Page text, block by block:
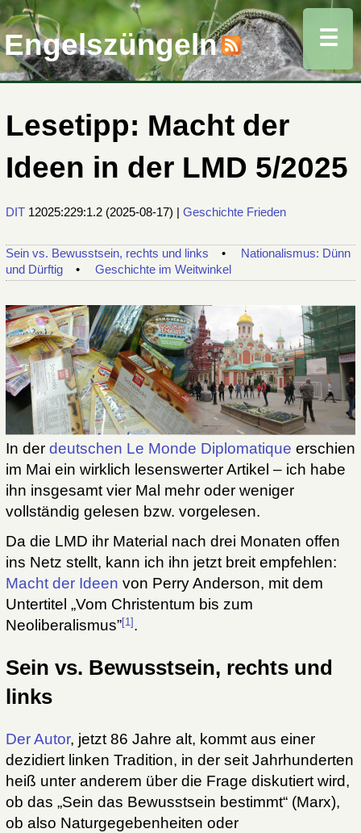
Engelszüngeln
Lesetipp: Macht der
Ideen in der LMD 5/2025
DIT 12025:229:1.2 (2025-08-17) | Geschichte Frieden
Sein vs. Bewusstsein, rechts und links
Nationalismus: Dünn
und Dürftig
Geschichte im Weitwinkel
In der deutschen Le Monde Diplomatique erschien
im Mai ein wirklich lesenswerter Artikel – ich habe
ihn insgesamt vier Mal mehr oder weniger
vollständig gelesen bzw. vorgelesen.
Da die LMD ihr Material nach drei Monaten offen
ins Netz stellt, kann ich ihn jetzt breit empfehlen:
Macht der Ideen von Perry Anderson, mit dem
Untertitel „Vom Christentum bis zum
Neoliberalismus”[1] .
Sein vs. Bewusstsein, rechts und
links
Der Autor, jetzt 86 Jahre alt, kommt aus einer
dezidiert linken Tradition, in der seit Jahrhunderten
heiß unter anderem über die Frage diskutiert wird,
ob das „Sein das Bewusstsein bestimmt“ (Marx),
ob also Naturgegebenheiten oder
☰